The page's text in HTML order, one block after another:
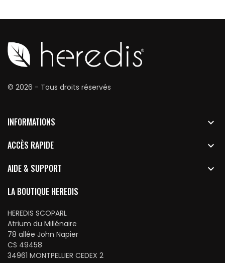
© 2026 - Tous droits réservés
INFORMATIONS

ACCÈS RAPIDE

AIDE & SUPPORT

LA BOUTIQUE HEREDIS
HEREDIS SCOPARL
Atrium du Millénaire
78 allée John Napier
CS 49458
34961 MONTPELLIER CEDEX 2